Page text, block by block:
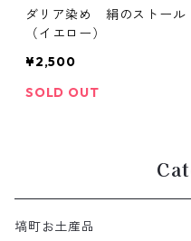
ダリア染め 絹のストール
（イエロー）
¥2,500
SOLD OUT
塙町お土産品